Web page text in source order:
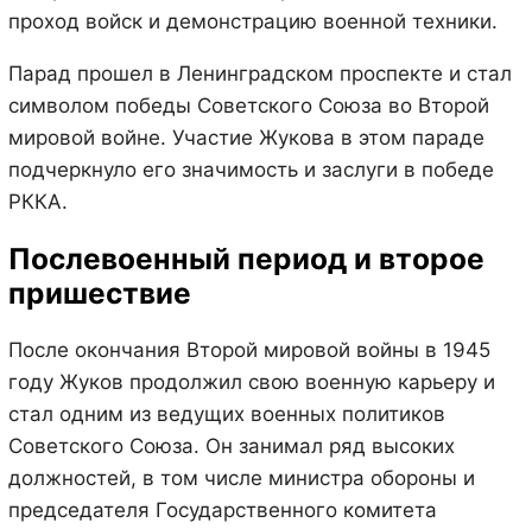
проход войск и демонстрацию военной техники.
Парад прошел в Ленинградском проспекте и стал
символом победы Советского Союза во Второй
мировой войне. Участие Жукова в этом параде
подчеркнуло его значимость и заслуги в победе
РККА.
Послевоенный период и второе
пришествие
После окончания Второй мировой войны в 1945
году Жуков продолжил свою военную карьеру и
стал одним из ведущих военных политиков
Советского Союза. Он занимал ряд высоких
должностей, в том числе министра обороны и
председателя Государственного комитета